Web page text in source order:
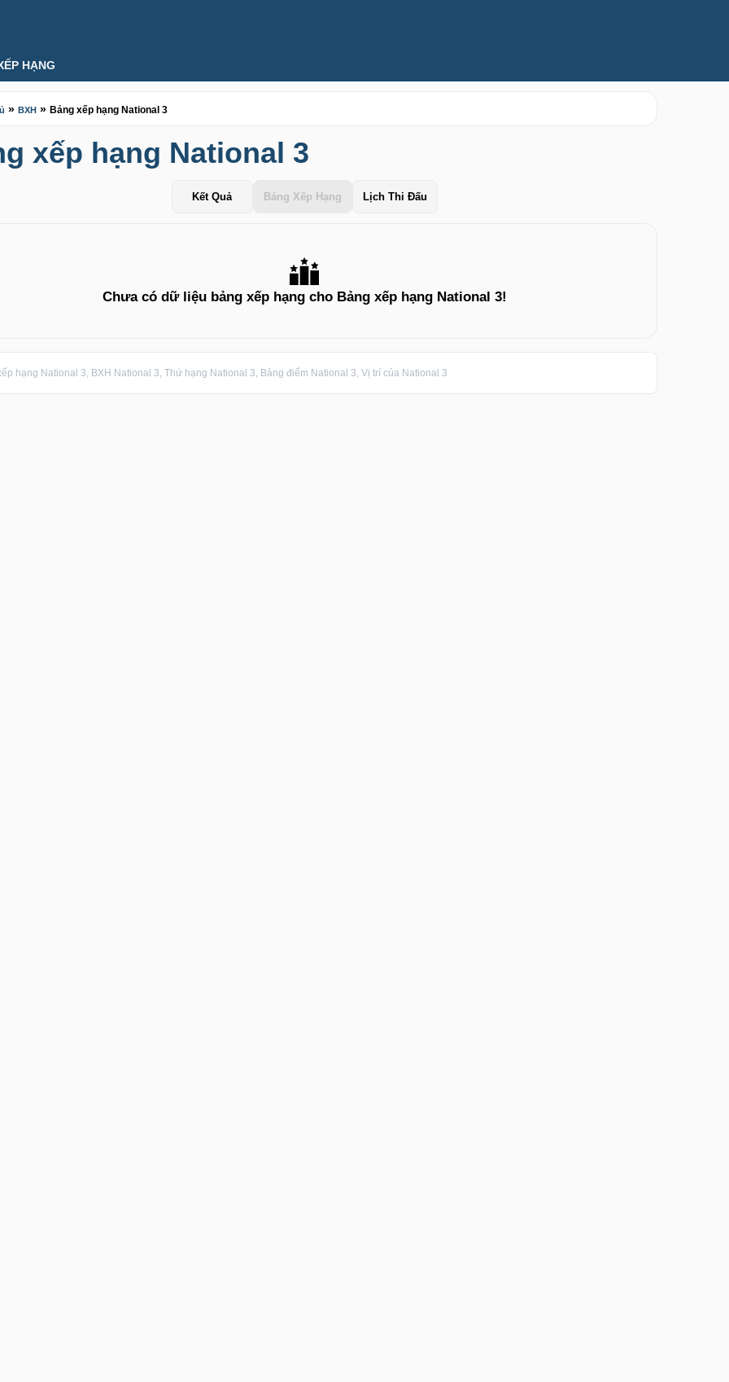
HẠNG
» BXH » Bảng xếp hạng National 3
xếp hạng National 3
Kết Quả Bảng Xếp Hạng Lịch Thi Đấu
Chưa có dữ liệu bảng xếp hạng cho Bảng xếp hạng National 3!
hạng National 3, BXH National 3, Thứ hạng National 3, Bảng điểm National 3, Vị trí của National 3